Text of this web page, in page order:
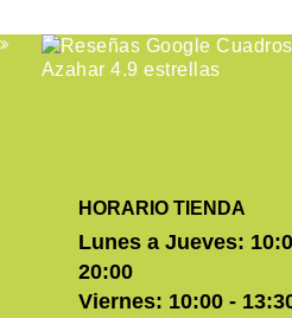
HORARIO TIENDA
Lunes a Jueves:
20:00
Viernes: 10:00 -